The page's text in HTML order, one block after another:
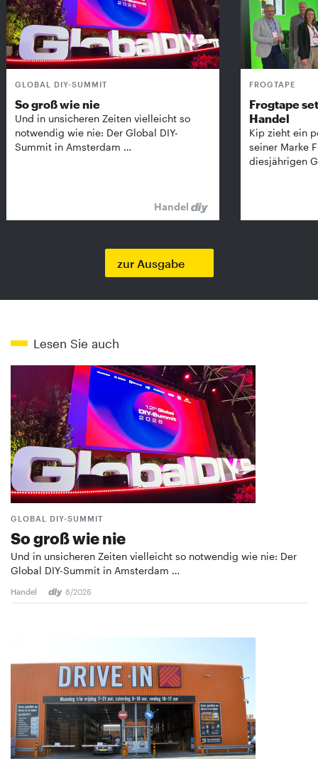
GLOBAL DIY-SUMMIT
So groß wie nie
Und in unsicheren Zeiten vielleicht so
notwendig wie nie: Der Global DIY-
Summit in Amsterdam …
Handel
FROGTAPE
Frogtape
Handel
Kip zieht ein
seiner Marke
diesjährigen
zur Ausgabe
Lesen Sie auch
GLOBAL DIY-SUMMIT
So groß wie nie
Und in unsicheren Zeiten vielleicht so notwendig wie nie: Der
Global DIY-Summit in Amsterdam …
Handel 8/2026